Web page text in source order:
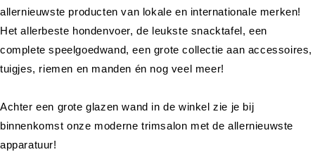
allernieuwste producten van lokale en internationale merken!
Het allerbeste hondenvoer, de leukste snacktafel, een
complete speelgoedwand, een grote collectie aan accessoires,
tuigjes, riemen en manden én nog veel meer!
Achter een grote glazen wand in de winkel zie je bij
binnenkomst onze moderne trimsalon met de allernieuwste
apparatuur!